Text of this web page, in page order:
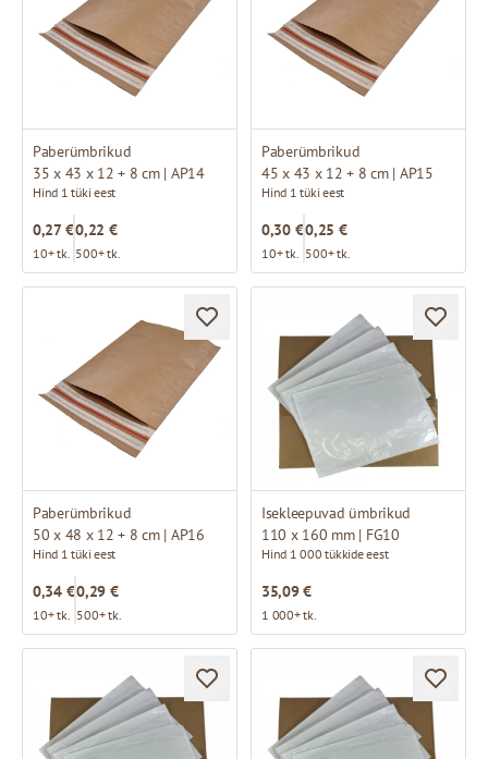
Paberümbrikud
35 x 43 x 12 + 8 cm | AP14
Hind 1 tüki eest
0,27 €
10+ tk.
0,22 €
500+ tk.
Paberümbrikud
45 x 43 x 12 + 8 cm | AP15
Hind 1 tüki eest
0,30 €
10+ tk.
0,25 €
500+ tk.
Paberümbrikud
50 x 48 x 12 + 8 cm | AP16
Hind 1 tüki eest
0,34 €
10+ tk.
0,29 €
500+ tk.
Isekleepuvad ümbrikud
110 x 160 mm | FG10
Hind 1 000 tükkide eest
35,09 €
1 000+ tk.